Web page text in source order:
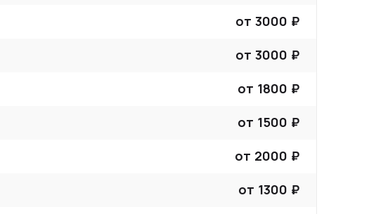
от 3000 ₽
от 3000 ₽
от 1800 ₽
от 1500 ₽
от 2000 ₽
от 1300 ₽